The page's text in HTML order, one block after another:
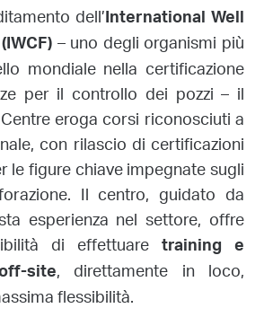
dell’International Well
– uno degli organismi più
mondiale nella certificazione
per il controllo dei pozzi – il
eroga corsi riconosciuti a
con rilascio di certificazioni
le figure chiave impegnate sugli
Il centro, guidato da
esperienza nel settore, offre
di effettuare training e
site, direttamente in loco,
flessibilità.